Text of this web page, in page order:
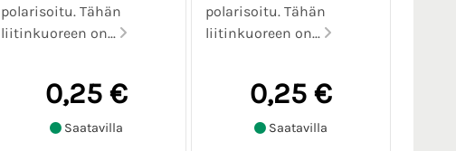
polarisoitu. Tähän
liitinkuoreen on...
0,25 €
Saatavilla
polarisoitu. Tähän
liitinkuoreen on...
0,25 €
Saatavilla